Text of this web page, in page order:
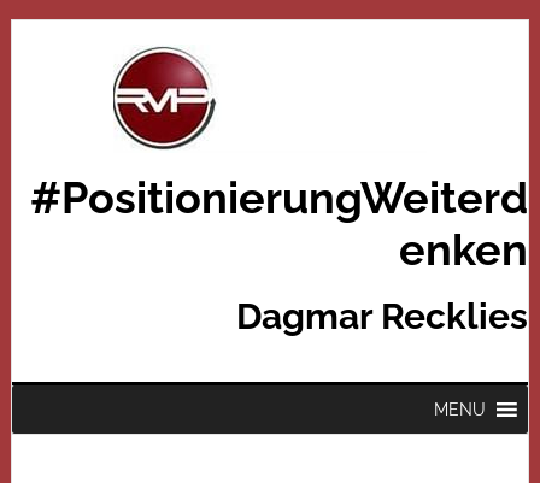
#PositionierungWeiterd
enken
Dagmar Recklies
MENU